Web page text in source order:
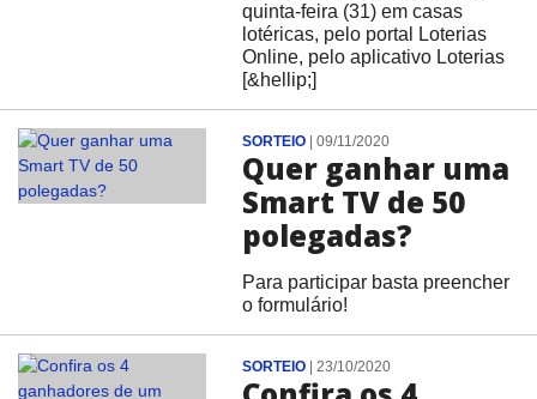
quinta-feira (31) em casas
lotéricas, pelo portal Loterias
Online, pelo aplicativo Loterias
[&hellip;]
SORTEIO| 09/11/2020
Quer ganhar uma
Smart TV de 50
polegadas?
Para participar basta preencher
o formulário!
SORTEIO| 23/10/2020